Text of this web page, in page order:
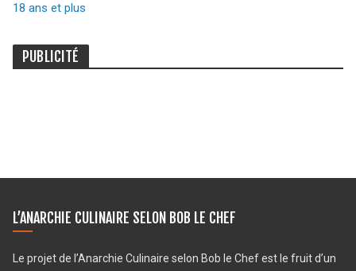
18 ans et plus
PUBLICITÉ
L’ANARCHIE CULINAIRE SELON BOB LE CHEF
Le projet de l’Anarchie Culinaire selon Bob le Chef est le fruit d’un